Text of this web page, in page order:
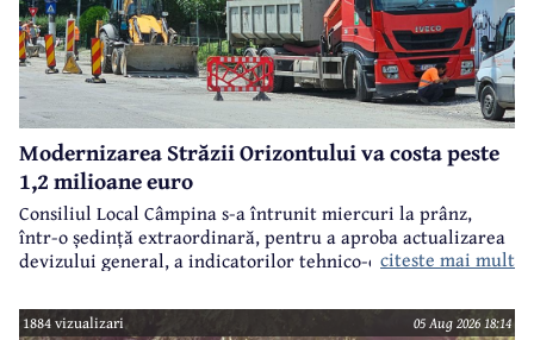
Modernizarea Străzii Orizontului va costa peste
1,2 milioane euro
Consiliul Local Câmpina s-a întrunit miercuri la prânz,
într-o ședință extraordinară, pentru a aproba actualizarea
devizului general, a indicatorilor tehnico-economici și a
realizarea modernizării Străzii Orizontului, obiectiv
finanțat prin Programul Național de Investiții ”Anghel
citeste mai mult
1884 vizualizari 05 Aug 2026 18:14